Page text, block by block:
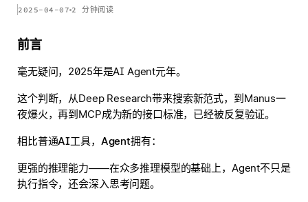
2025-04-07 2 分钟阅读
前言
毫无疑问，2025年是AI Agent元年。
这个判断，从Deep Research带来搜索新范式，到Manus一
夜爆火，再到MCP成为新的接口标准，已经被反复验证。
相比普通AI工具，Agent拥有：
更强的推理能力——在众多推理模型的基础上，Agent不只是
执行指令，还会深入思考问题。